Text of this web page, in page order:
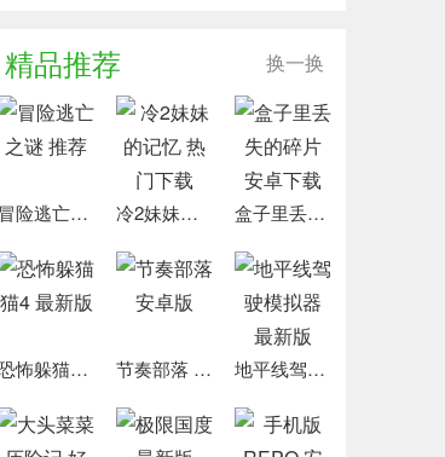
精品推荐 换一换
冒险逃亡之谜 推荐 冷2妹妹的记忆 热门下载 盒子里丢失的碎片 安卓下载
恐怖躲猫猫4 最新版 节奏部落 安卓版 地平线驾驶模拟器 最新版